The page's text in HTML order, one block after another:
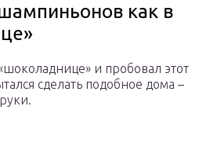
как в
и пробовал этот
сделать подобное дома –